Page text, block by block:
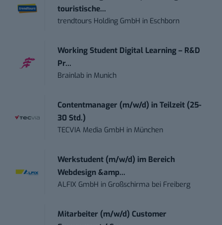
touristische...
trendtours Holding GmbH in Eschborn
Working Student Digital Learning – R&D
Pr...
Brainlab in Munich
Contentmanager (m/w/d) in Teilzeit (25-
30 Std.)
TECVIA Media GmbH in München
Werkstudent (m/w/d) im Bereich
Webdesign &amp...
ALFIX GmbH in Großschirma bei Freiberg
Mitarbeiter (m/w/d) Customer